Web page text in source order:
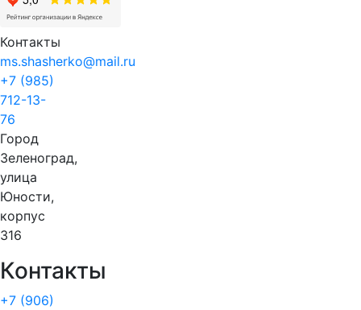
Контакты
ms.shasherko@mail.ru
+7 (985)
712-13-
76
Город
Зеленоград,
улица
Юности,
корпус
316
Контакты
+7 (906)